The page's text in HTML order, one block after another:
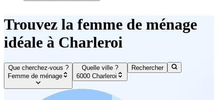
Trouvez la femme de ménage
idéale à Charleroi
Que cherchez-vous ?
Femme de ménage
Quelle ville ?
6000 Charleroi
Rechercher